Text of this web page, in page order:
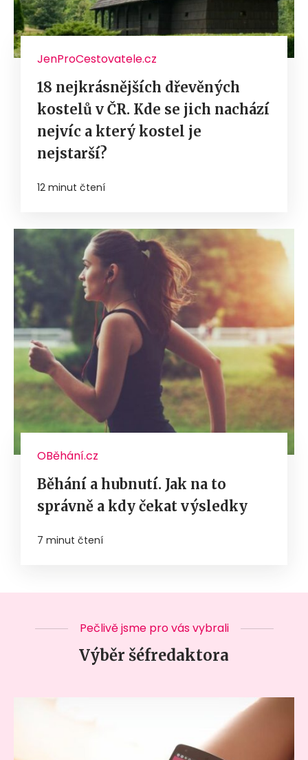
JenProCestovatele.cz
18 nejkrásnějších dřevěných
kostelů v ČR. Kde se jich nachází
nejvíc a který kostel je
nejstarší?
12 minut čtení
OBěhání.cz
Běhání a hubnutí. Jak na to
správně a kdy čekat výsledky
7 minut čtení
Pečlivě jsme pro vás vybrali
Výběr šéfredaktora